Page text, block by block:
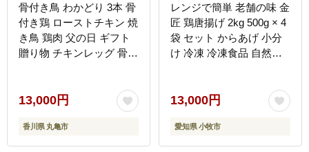
骨付き鳥 わかどり 3本 骨
付き鶏 ローストチキン 焼
き鳥 鶏肉 父の日 ギフト
贈り物 チキンレッグ 骨付
理 鶏もも肉 もも肉 肉 鳥
肉 とりにく ご当地グルメ
B級グルメ おつまみ おか
ず 惣菜 酒の肴 ビール チ
13,000円
香川県 丸亀市
レンジで簡単 老舗の味 金
匠 鶏唐揚げ 2kg 500g × 4
袋 セット からあげ 小分
け 冷凍 冷凍食品 自然解
当 おかず おつまみ レン
ジ 時短 簡単 調理 愛知県
小牧市 デリカ食品 お取り
寄せ グルメ 送料無料
13,000円
愛知県 小牧市